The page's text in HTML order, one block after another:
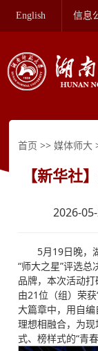
English 信息
首页 >>媒体师大
【新华社
2026-
5月19日晚，
“师大之星”评选
品牌，本次活动打
由21位（组）荣
大篇章中，用自
理想相融合，为
式、榜样式的“青春